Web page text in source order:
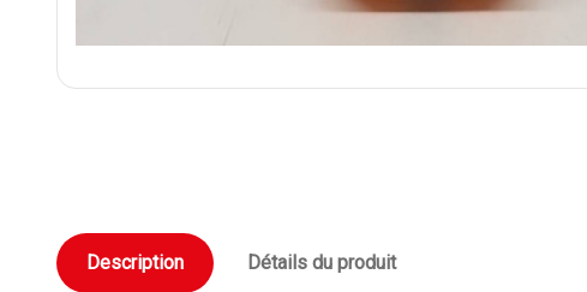
Description Détails du produit